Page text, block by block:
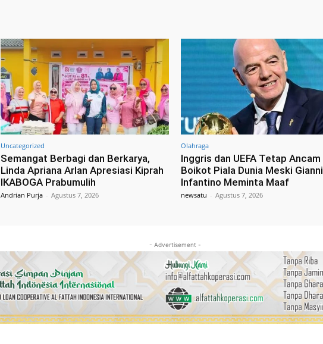
Uncategorized
Semangat Berbagi dan Berkarya,
Linda Apriana Arlan Apresiasi Kiprah
IKABOGA Prabumulih
Andrian Purja - Agustus 7, 2026
Olahraga
Inggris dan UEFA Tetap Ancam
Boikot Piala Dunia Meski Gianni
Infantino Meminta Maaf
newsatu - Agustus 7, 2026
- Advertisement -